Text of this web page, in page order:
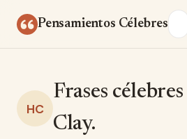
Pensamientos Célebres
HC
Frases
Clay.